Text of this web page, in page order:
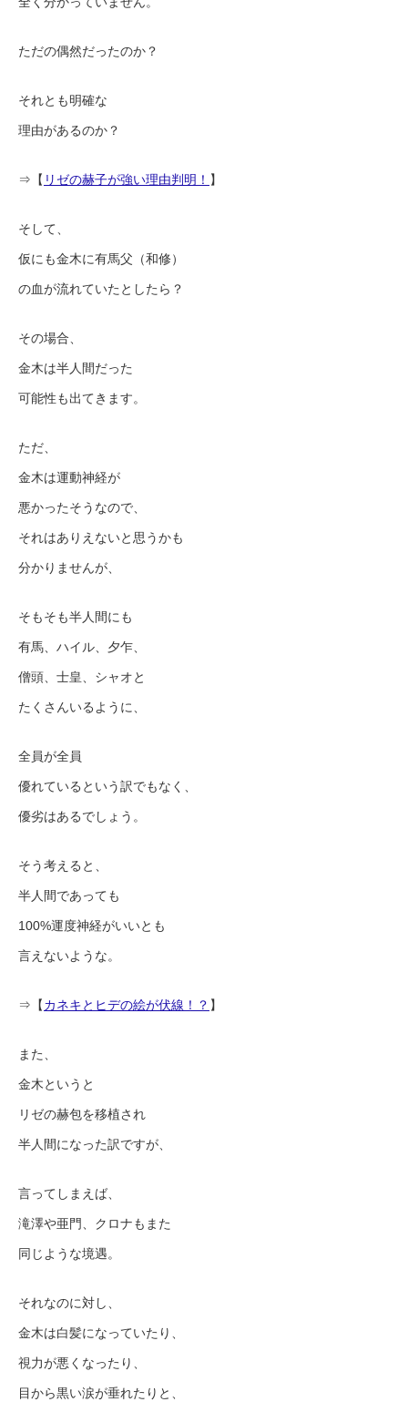
ただの偶然だったのか？
それとも明確な
理由があるのか？
⇒【 リゼの赫子が強い理由判明！ 】
そして、
仮にも金木に有馬父（和修）
の血が流れていたとしたら？
その場合、
金木は半人間だった
可能性も出てきます。
ただ、
金木は運動神経が
悪かったそうなので、
それはありえないと思うかも
分かりませんが、
そもそも半人間にも
有馬、ハイル、夕乍、
僧頭、士皇、シャオと
たくさんいるように、
全員が全員
優れているという訳でもなく、
優劣はあるでしょう。
そう考えると、
半人間であっても
100%運度神経がいいとも
言えないような。
⇒【カネキとヒデの絵が伏線！？ 】
また、
金木というと
リゼの赫包を移植され
半人間になった訳ですが、
言ってしまえば、
滝澤や亜門、クロナもまた
同じような境遇。
それなのに対し、
金木は白髪になっていたり、
視力が悪くなったり、
目から黒い涙が垂れたりと、